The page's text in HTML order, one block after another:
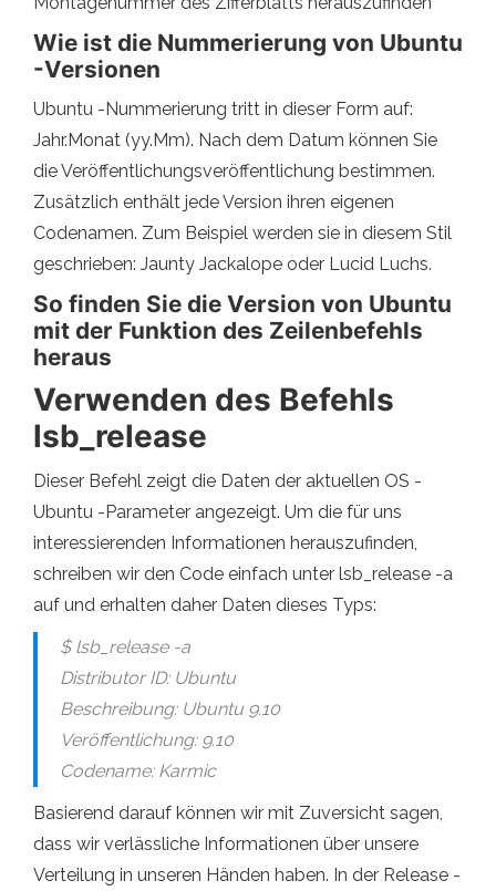
Wie ist die Nummerierung von Ubuntu
-Versionen
Ubuntu -Nummerierung tritt in dieser Form auf:
Jahr.Monat (yy.Mm). Nach dem Datum können Sie
die Veröffentlichungsveröffentlichung bestimmen.
Zusätzlich enthält jede Version ihren eigenen
Codenamen. Zum Beispiel werden sie in diesem Stil
geschrieben: Jaunty Jackalope oder Lucid Luchs.
So finden Sie die Version von Ubuntu
mit der Funktion des Zeilenbefehls
heraus
Verwenden des Befehls
lsb_release
Dieser Befehl zeigt die Daten der aktuellen OS -
Ubuntu -Parameter angezeigt. Um die für uns
interessierenden Informationen herauszufinden,
schreiben wir den Code einfach unter lsb_release -a
auf und erhalten daher Daten dieses Typs:
$ lsb_release -a
Distributor ID: Ubuntu
Beschreibung: Ubuntu 9.10
Veröffentlichung: 9.10
Codename: Karmic
Basierend darauf können wir mit Zuversicht sagen,
dass wir verlässliche Informationen über unsere
Verteilung in unseren Händen haben. In der Release -